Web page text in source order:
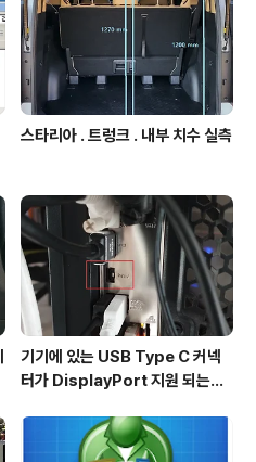
스타리아 . 트렁크 . 내부 치수 실측
기기에 있는 USB Type C 커넥
터가 DisplayPort 지원 되는지